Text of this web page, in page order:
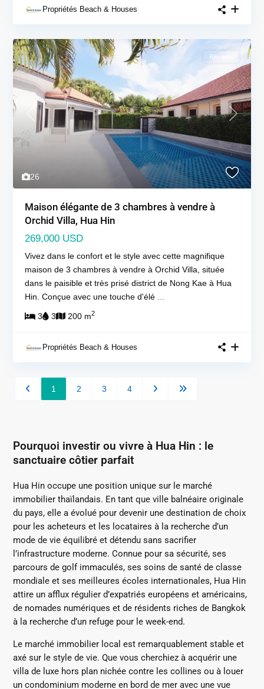
Propriétés Beach & Houses
26
Previous Next
Revente
Maison élégante de 3 chambres à vendre à
Orchid Villa, Hua Hin
269,000 USD
Vivez dans le confort et le style avec cette magnifique
maison de 3 chambres à vendre à Orchid Villa, située
dans le paisible et très prisé district de Nong Kae à Hua
Hin. Conçue avec une touche d'élé
3 3 200 m2
Propriétés Beach & Houses
1 2 3 4
Pourquoi investir ou vivre à Hua Hin : le
sanctuaire côtier parfait
Hua Hin occupe une position unique sur le marché
immobilier thaïlandais. En tant que ville balnéaire originale
du pays, elle a évolué pour devenir une destination de choix
pour les acheteurs et les locataires à la recherche d’un
mode de vie équilibré et détendu sans sacrifier
l’infrastructure moderne. Connue pour sa sécurité, ses
parcours de golf immaculés, ses soins de santé de classe
mondiale et ses meilleures écoles internationales, Hua Hin
attire un afflux régulier d’expatriés européens et américains,
de nomades numériques et de résidents riches de Bangkok
à la recherche d’un refuge pour le week-end.
Le marché immobilier local est remarquablement stable et
axé sur le style de vie. Que vous cherchiez à acquérir une
villa de luxe hors plan nichée contre les collines ou à louer
un condominium moderne en bord de mer avec une vue